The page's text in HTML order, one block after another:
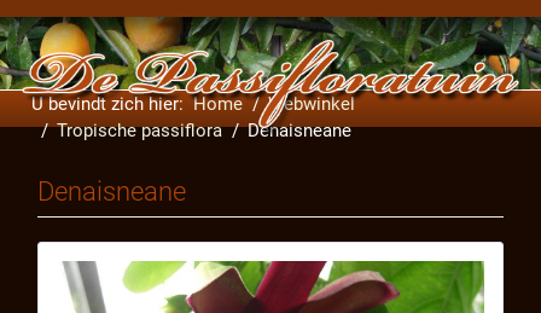
U bevindt zich hier:Home
Webwinkel
Tropische passiflora
Denaisneane
Denaisneane